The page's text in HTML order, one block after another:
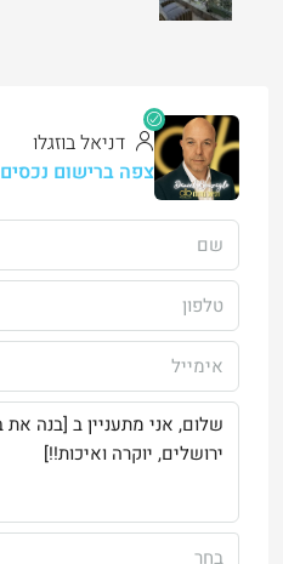
דניאל בוזגלו
צפה ברישום נכסים
בחר